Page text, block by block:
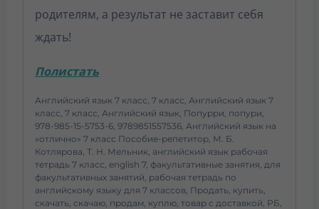
родителям, а результат не заставит себя
ждать!
Полистать
Английский язык 7 класс, 7 класс, Английский язык 7
класс, 7 класс, Английский язык, Попурри, попури,
978-985-15-5753-6, 9789851557536, Английский язык на
«отлично» 7 класс Пособие-репетитор, М. Б.
Котлярова, Т. Н. Мельник, английский язык рабочая
тетрадь 7 класс, english 7, факультативные занятия, для
факультативных занятий, рабочая тетрадь по
английскому языку для 7 классов, Продать, купить,
скачать, скачаю, продам, куплю, товар с доставкой, РБ,